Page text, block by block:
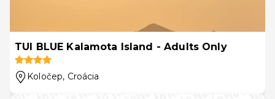
TUI BLUE Kalamota Island - Adults Only
Koločep, Croácia